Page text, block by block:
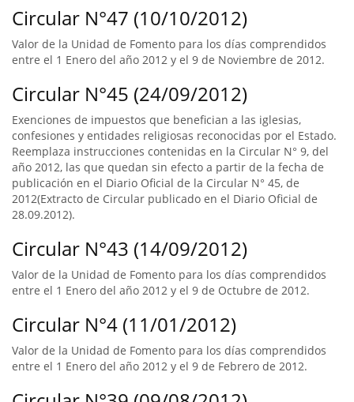
Circular N°47 (10/10/2012)
Valor de la Unidad de Fomento para los días comprendidos
entre el 1 Enero del año 2012 y el 9 de Noviembre de 2012.
Circular N°45 (24/09/2012)
Exenciones de impuestos que benefician a las iglesias,
confesiones y entidades religiosas reconocidas por el Estado.
Reemplaza instrucciones contenidas en la Circular N° 9, del
año 2012, las que quedan sin efecto a partir de la fecha de
publicación en el Diario Oficial de la Circular N° 45, de
2012(Extracto de Circular publicado en el Diario Oficial de
28.09.2012).
Circular N°43 (14/09/2012)
Valor de la Unidad de Fomento para los días comprendidos
entre el 1 Enero del año 2012 y el 9 de Octubre de 2012.
Circular N°4 (11/01/2012)
Valor de la Unidad de Fomento para los días comprendidos
entre el 1 Enero del año 2012 y el 9 de Febrero de 2012.